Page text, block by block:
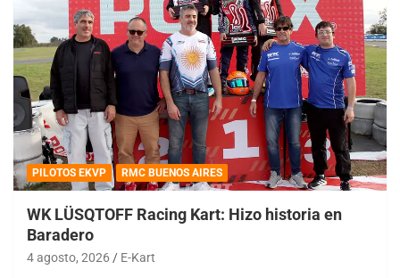
PILOTOS EKVP RMC BUENOS AIRES
WK LÜSQTOFF Racing Kart: Hizo historia en
Baradero
4 agosto, 2026 E-Kart